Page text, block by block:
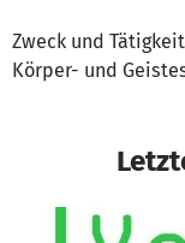
Zweck und
Körper- und